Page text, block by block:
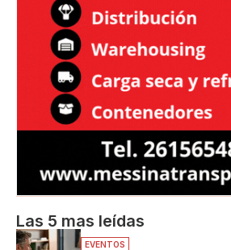
Las 5 mas leídas
EVENTOS